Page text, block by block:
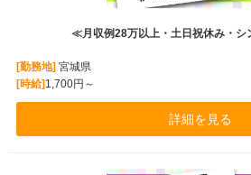
≪月収例28万以上・土日祝休み・シ
[勤務地] 宮城県
[時給] 1,700円～
詳細を見る